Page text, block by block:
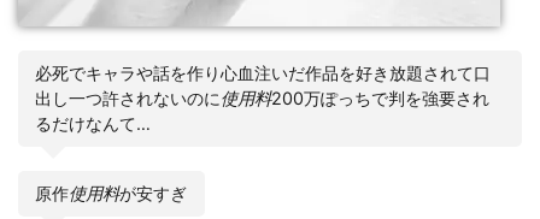
必死でキャラや話を作り心血注いだ作品を好き放題されて口
出し一つ許されないのに使用料200万ぽっちで判を強要され
るだけなんて…
原作使用料が安すぎ